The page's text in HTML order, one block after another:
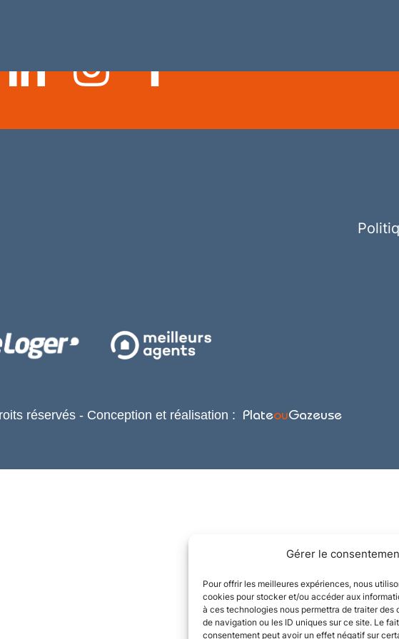
Gérer le
Pour offrir les meilleures expériences, nous
cookies pour stocker et/ou accéder aux
à ces technologies nous permettra de traiter des
de navigation ou les ID uniques sur ce site. Le
consentement peut avoir un effet négatif sur
réservés - Conception et réalisation : PlateouGazeuse